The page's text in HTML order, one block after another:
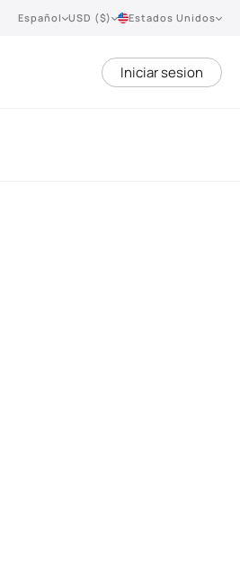
Español USD ($) Estados Unidos
Iniciar sesion